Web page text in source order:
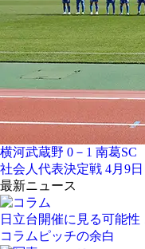
横河武蔵野 0－1 南葛SC
社会人代表決定戦 4月9日
最新ニュース
日立台開催に見る可能
コラム ピッチの余白